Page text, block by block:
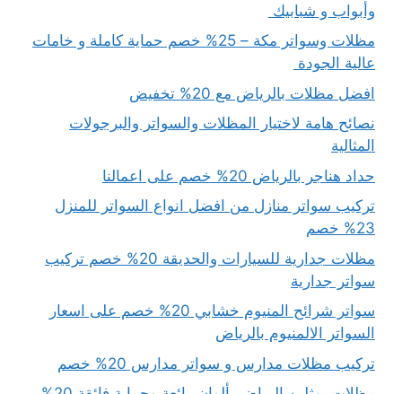
وأبواب و شبابيك
مظلات وسواتر مكة – 25% خصم حماية كاملة و خامات
عالية الجودة
افضل مظلات بالرياض مع 20% تخفيض
نصائح هامة لاختيار المظلات والسواتر والبرجولات
المثالية
حداد هناجر بالرياض 20% خصم على اعمالنا
تركيب سواتر منازل من افضل انواع السواتر للمنزل
23% خصم
مظلات جدارية للسيارات والحديقة 20% خصم تركيب
سواتر جدارية
سواتر شرائح المنيوم خشابي 20% خصم على اسعار
السواتر الالمنيوم بالرياض
تركيب مظلات مدارس و سواتر مدارس 20% خصم